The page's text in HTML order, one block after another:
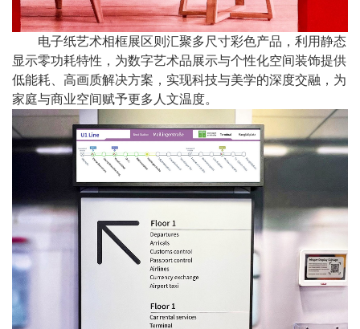
电子纸艺术相框展区则汇聚多尺寸彩色产品，利用静态
显示零功耗特性，为数字艺术品展示与个性化空间装饰提供
低能耗、高画质解决方案，实现科技与美学的深度交融，为
家庭与商业空间赋予更多人文温度。